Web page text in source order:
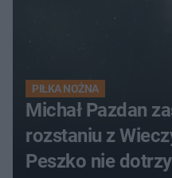
PIŁKA NOŻNA
Michał Pazdan
rozstaniu z
Peszko nie